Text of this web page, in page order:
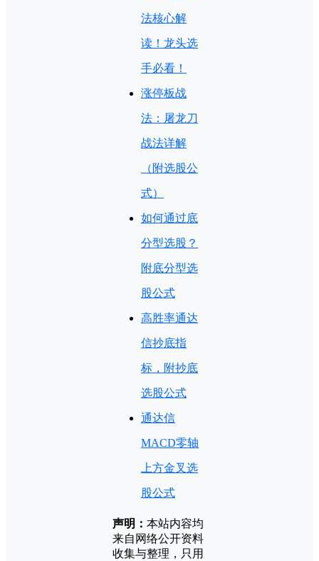
法核心解
读！龙头选
手必看！
涨停板战
法：屠龙刀
战法详解
（附选股公
式）
如何通过底
分型选股？
附底分型选
股公式
高胜率通达
信抄底指
标，附抄底
选股公式
通达信
MACD零轴
上方金叉选
股公式
声明： 本站内容均
来自网络公开资料
收集与整理，只用